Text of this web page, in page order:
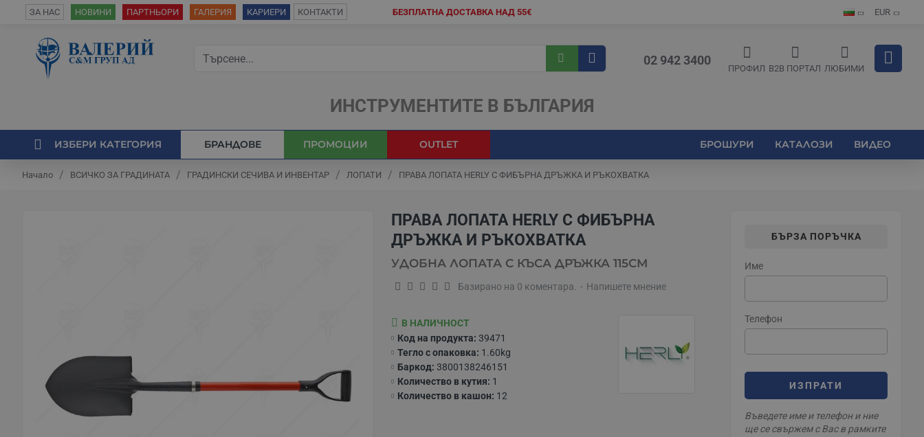
ЗА НАС НОВИНИ ПАРТНЬОРИ ГАЛЕРИЯ КАРИЕРИ КОНТАКТИ БЕЗПЛАТНА ДОСТАВКА НАД 55€ EUR
02 942 3400
ПРОФИЛ B2B ПОРТАЛ ЛЮБИМИ
ИНСТРУМЕНТИТЕ В БЪЛГАРИЯ
ИЗБЕРИ КАТЕГОРИЯ БРАНДОВЕ ПРОМОЦИИ OUTLET БРОШУРИ КАТАЛОЗИ ВИДЕО
Начало ВСИЧКО ЗА ГРАДИНАТА ГРАДИНСКИ СЕЧИВА И ИНВЕНТАР ЛОПАТИ ПРАВА ЛОПАТА HERLY С ФИБЪРНА ДРЪЖКА И РЪКОХВАТКА
ПРАВА ЛОПАТА HERLY С ФИБЪРНА
ДРЪЖКА И РЪКОХВАТКА
УДОБНА ЛОПАТА С КЪСА ДРЪЖКА 115СМ
В НАЛИЧНОСТ
Код на продукта: 39471
Тегло с опаковка: 1.60kg
Баркод: 3800138246151
Количество в кашон: 12
Количество в кутия: 1
Базирано на 0 коментара. - Напишете мнение
БЪРЗА ПОРЪЧКА
Име
Телефон
ИЗПРАТИ
Въведете име и телефон и ние
ще се свържем с Вас в рамките